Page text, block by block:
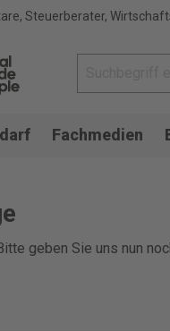
Steuerberater,
Fachmedien
geben Sie uns nun